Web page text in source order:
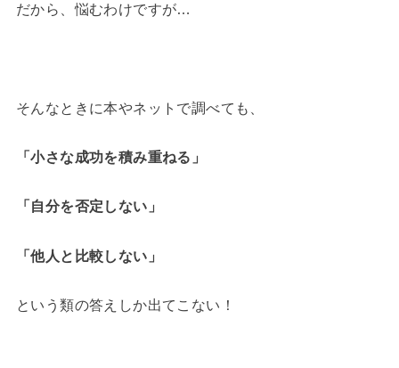
だから、悩むわけですが…
そんなときに本やネットで調べても、
「小さな成功を積み重ねる」
「自分を否定しない」
「他人と比較しない」
という類の答えしか出てこない！